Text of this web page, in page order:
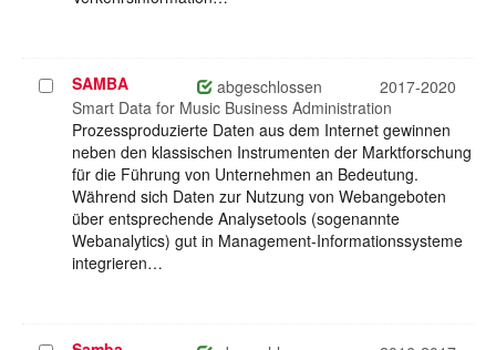
Projekt
auswählen
SAMBA abgeschlossen
2017-2020
Smart Data for Music Business Administration
Prozessproduzierte Daten aus dem Internet gewinnen
neben den klassischen Instrumenten der Marktforschung
für die Führung von Unternehmen an Bedeutung.
Während sich Daten zur Nutzung von Webangeboten
über entsprechende Analysetools (sogenannte
Webanalytics) gut in Management-Informationssysteme
integrieren…